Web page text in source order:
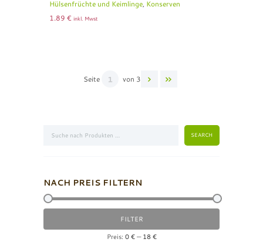
Hülsenfrüchte und Keimlinge, Konserven
1.89 € inkl. Mwst
Seite von 3
NACH PREIS FILTERN
Preis
Preis
FILTER
Preis: 0 €— 18 €